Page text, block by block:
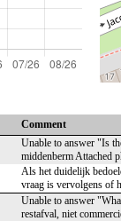
Comment
Unable to answer "Is
middenberm Attached
Als het duidelijk
vraag is vervolgens of
Unable to answer
restafval, niet